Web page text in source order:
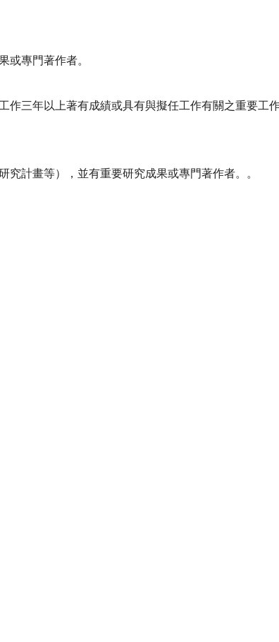
或專門著作者。
作三年以上著有成績或具有與擬任工作有關之重要工
計畫等），並有重要研究成果或專門著作者。。